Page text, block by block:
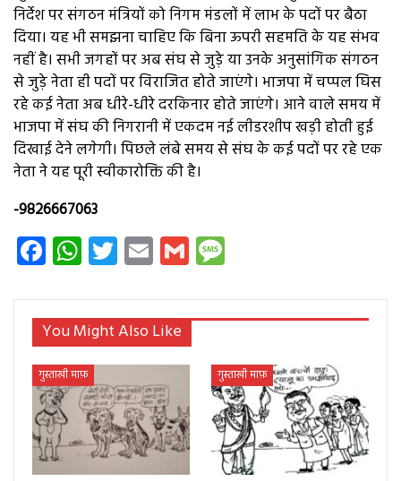
निर्देश पर संगठन मंत्रियों को निगम मंडलों में लाभ के पदों पर बैठा
दिया। यह भी समझना चाहिए कि बिना ऊपरी सहमति के यह संभव
नहीं है। सभी जगहों पर अब संघ से जुड़े या उनके अनुसांगिक संगठन
से जुड़े नेता ही पदों पर विराजित होते जाएंगे। भाजपा में चप्पल घिस
रहे कई नेता अब धीरे-धीरे दरकिनार होते जाएंगे। आने वाले समय में
भाजपा में संघ की निगरानी में एकदम नई लीडरशीप खड़ी होती हुई
दिखाई देने लगेगी। पिछले लंबे समय से संघ के कई पदों पर रहे एक
नेता ने यह पूरी स्वीकारोक्ति की है।
-9826667063
Facebook
WhatsApp
Twitter
EmailGmail
You Might Also Like
गुस्ताखी माफ़ गुस्ताखी माफ़